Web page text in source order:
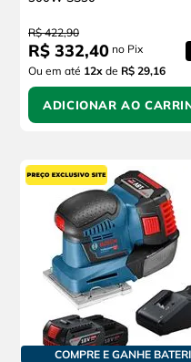
R$ 422,90
R$ 332,40 no Pix
Ou em até 12x de R$ 29,16
ADICIONAR AO
COMPRE E GANHE